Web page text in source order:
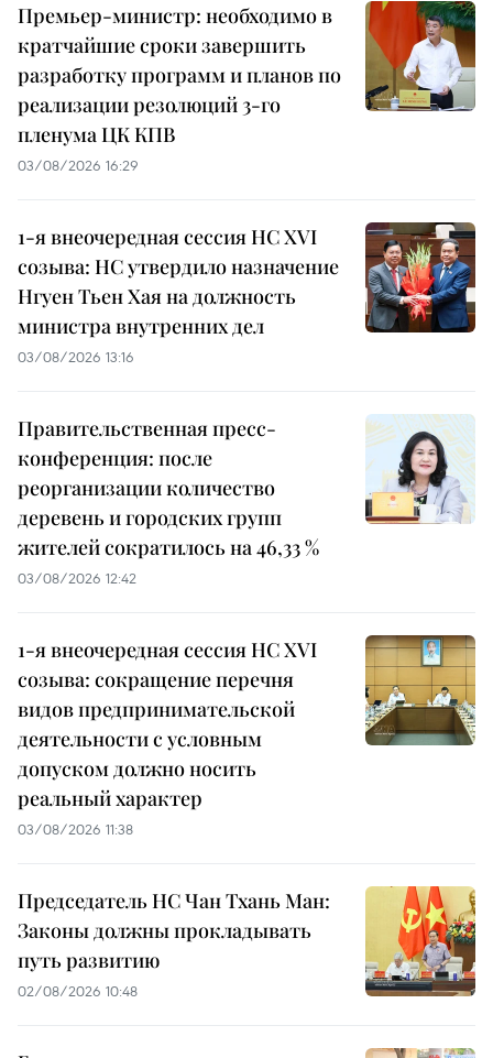
Премьер-министр: необходимо в
кратчайшие сроки завершить
разработку программ и планов по
реализации резолюций 3-го
пленума ЦК КПВ
03/08/2026 16:29
1-я внеочередная сессия НС XVI
созыва: НС утвердило назначение
Нгуен Тьен Хая на должность
министра внутренних дел
03/08/2026 13:16
Правительственная пресс-
конференция: после
реорганизации количество
деревень и городских групп
жителей сократилось на 46,33 %
03/08/2026 12:42
1-я внеочередная сессия НС XVI
созыва: сокращение перечня
видов предпринимательской
деятельности с условным
допуском должно носить
реальный характер
03/08/2026 11:38
Председатель НС Чан Тхань Ман:
Законы должны прокладывать
путь развитию
02/08/2026 10:48